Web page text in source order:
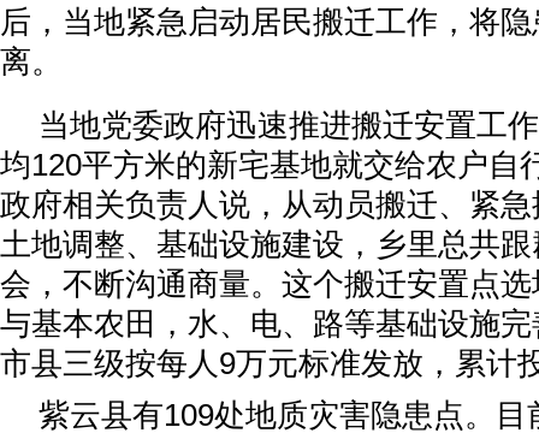
后，当地紧急启动居民搬迁工作，将
离。
当地党委政府迅速推进搬迁安置工
均120平方米的新宅基地就交给农户自
政府相关负责人说，从动员搬迁、紧
土地调整、基础设施建设，乡里总共
会，不断沟通商量。这个搬迁安置点
与基本农田，水、电、路等基础设施
市县三级按每人9万元标准发放，累计
紫云县有109处地质灾害隐患点。目